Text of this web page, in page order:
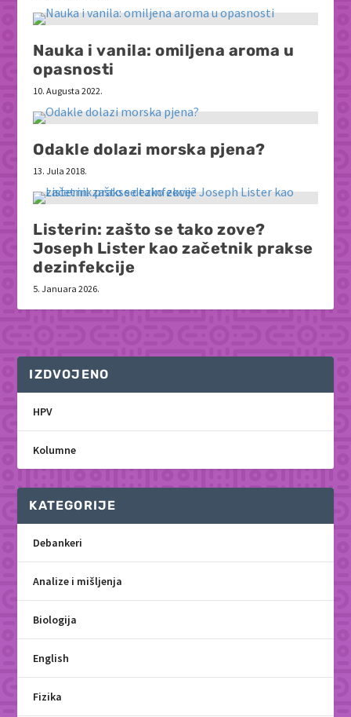
Nauka i vanila: omiljena aroma u
opasnosti
10. Augusta 2022.
Odakle dolazi morska pjena?
13. Jula 2018.
Listerin: zašto se tako zove?
Joseph Lister kao začetnik prakse
dezinfekcije
5. Januara 2026.
IZDVOJENO
HPV
Kolumne
KATEGORIJE
Debankeri
Analize i mišljenja
Biologija
English
Fizika